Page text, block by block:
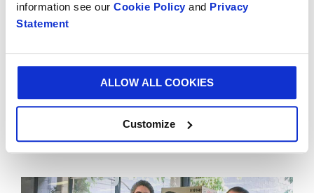
information see our Cookie Policy and Privacy
Statement
ALLOW ALL COOKIES
Customize
08/27/2019 00:00:00
remporte un prix ScanStar